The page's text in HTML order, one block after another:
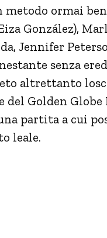
ormai
González),
Jennifer
senza
altrettanto
Golden Globe
partita a cui
leale.